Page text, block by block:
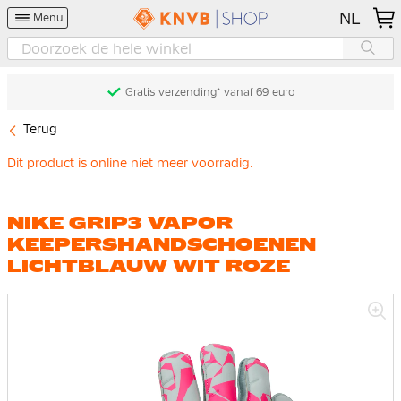
Menu NL
Gratis verzending* vanaf 69 euro
Terug
Dit product is online niet meer voorradig.
NIKE GRIP3 VAPOR
KEEPERSHANDSCHOENEN
LICHTBLAUW WIT ROZE